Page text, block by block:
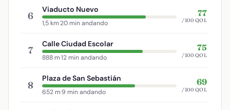
6
Viaducto Nuevo
1,5 km·20 min andando
77
/100 QOL
7
Calle Ciudad Escolar
888 m·12 min andando
75
/100 QOL
8
Plaza de San Sebastián
652 m·9 min andando
69
/100 QOL